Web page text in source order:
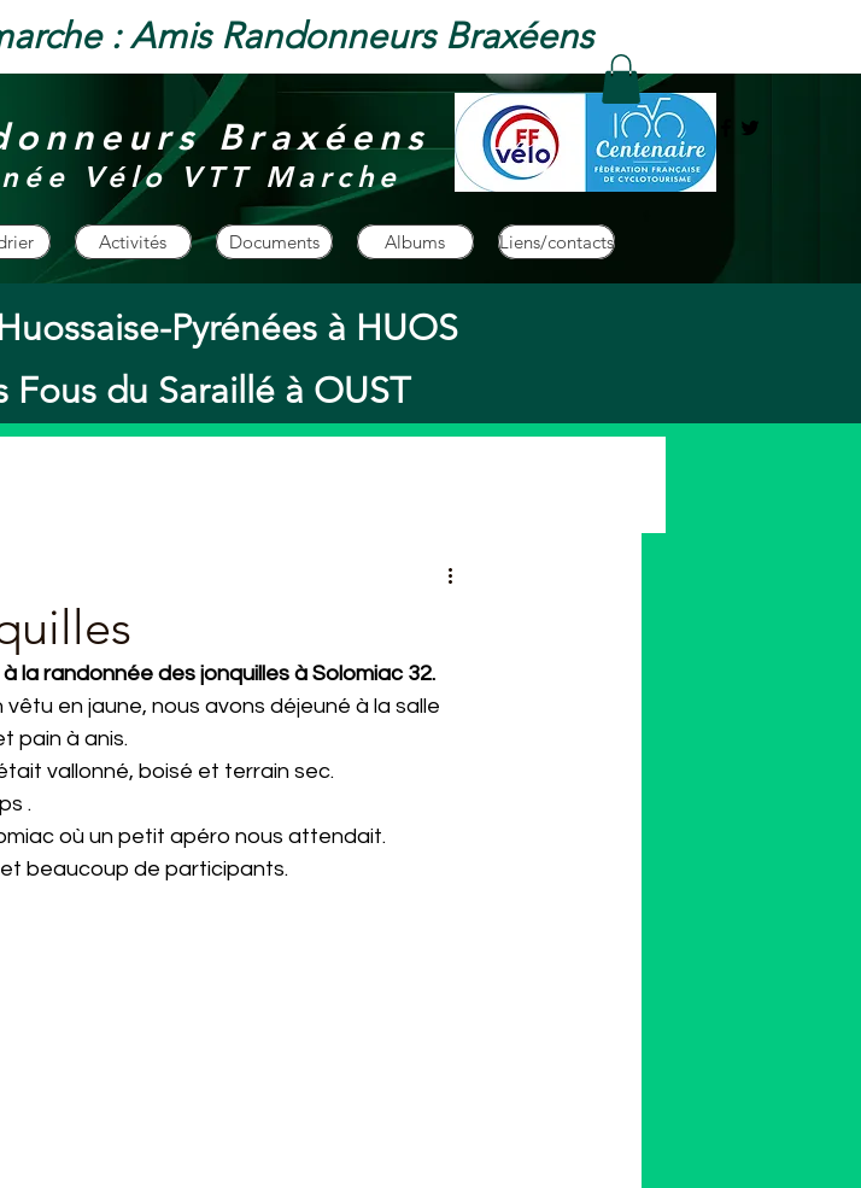
: Amis Randonneurs Braxéens
Braxéens
Vélo VTT Marche
Activités Documents Albums Liens/contacts
Pyrénées à HUOS
Fous du Saraillé à OUST
la randonnée des jonquilles à Solomiac 32.
en jaune, nous avons déjeuné à la salle
pain à anis.
vallonné, boisé et terrain sec.
.
où un petit apéro nous attendait.
beaucoup de participants.